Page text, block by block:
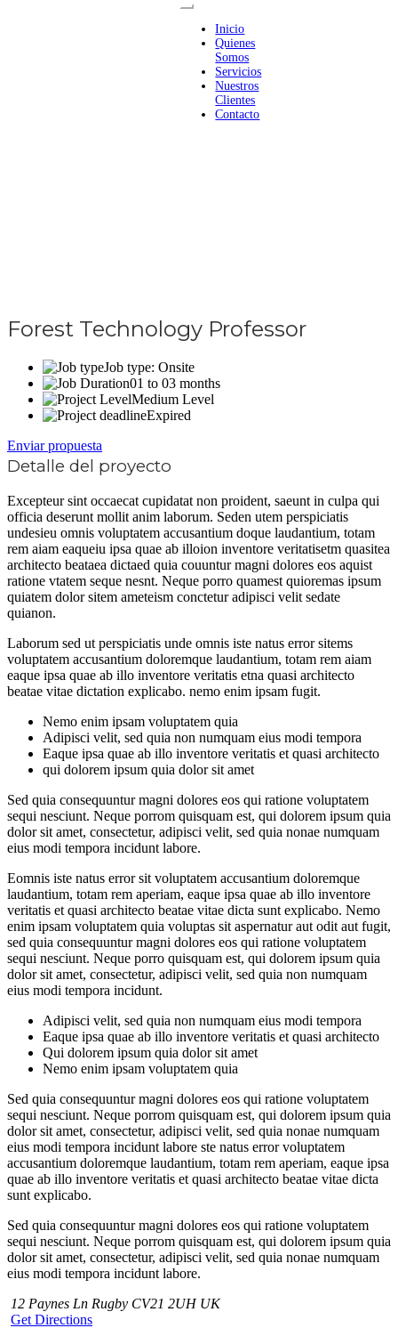
Inicio
Quienes
Somos
Servicios
Nuestros
Clientes
Contacto
Forest Technology Professor
Job type: Onsite
01 to 03 months
Medium Level
Expired
Enviar propuesta
Detalle del proyecto
Excepteur sint occaecat cupidatat non proident, saeunt in culpa qui
officia deserunt mollit anim laborum. Seden utem perspiciatis
undesieu omnis voluptatem accusantium doque laudantium, totam
rem aiam eaqueiu ipsa quae ab illoion inventore veritatisetm quasitea
architecto beataea dictaed quia couuntur magni dolores eos aquist
ratione vtatem seque nesnt. Neque porro quamest quioremas ipsum
quiatem dolor sitem ameteism conctetur adipisci velit sedate
quianon.
Laborum sed ut perspiciatis unde omnis iste natus error sitems
voluptatem accusantium doloremque laudantium, totam rem aiam
eaque ipsa quae ab illo inventore veritatis etna quasi architecto
beatae vitae dictation explicabo. nemo enim ipsam fugit.
Nemo enim ipsam voluptatem quia
Adipisci velit, sed quia non numquam eius modi tempora
Eaque ipsa quae ab illo inventore veritatis et quasi architecto
qui dolorem ipsum quia dolor sit amet
Sed quia consequuntur magni dolores eos qui ratione voluptatem
sequi nesciunt. Neque porrom quisquam est, qui dolorem ipsum quia
dolor sit amet, consectetur, adipisci velit, sed quia nonae numquam
eius modi tempora incidunt labore.
Eomnis iste natus error sit voluptatem accusantium doloremque
laudantium, totam rem aperiam, eaque ipsa quae ab illo inventore
veritatis et quasi architecto beatae vitae dicta sunt explicabo. Nemo
enim ipsam voluptatem quia voluptas sit aspernatur aut odit aut fugit,
sed quia consequuntur magni dolores eos qui ratione voluptatem
sequi nesciunt. Neque porro quisquam est, qui dolorem ipsum quia
dolor sit amet, consectetur, adipisci velit, sed quia non numquam
eius modi tempora incidunt.
Adipisci velit, sed quia non numquam eius modi tempora
Eaque ipsa quae ab illo inventore veritatis et quasi architecto
Qui dolorem ipsum quia dolor sit amet
Nemo enim ipsam voluptatem quia
Sed quia consequuntur magni dolores eos qui ratione voluptatem
sequi nesciunt. Neque porrom quisquam est, qui dolorem ipsum quia
dolor sit amet, consectetur, adipisci velit, sed quia nonae numquam
eius modi tempora incidunt labore ste natus error voluptatem
accusantium doloremque laudantium, totam rem aperiam, eaque ipsa
quae ab illo inventore veritatis et quasi architecto beatae vitae dicta
sunt explicabo.
Sed quia consequuntur magni dolores eos qui ratione voluptatem
sequi nesciunt. Neque porrom quisquam est, qui dolorem ipsum quia
dolor sit amet, consectetur, adipisci velit, sed quia nonae numquam
eius modi tempora incidunt labore.
12 Paynes Ln Rugby CV21 2UH UK
Get Directions